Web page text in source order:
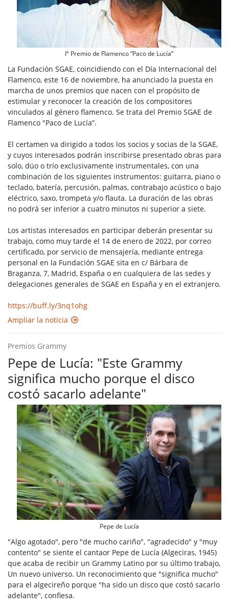
Iº Premio de Flamenco “Paco de Lucía”
La Fundación SGAE, coincidiendo con el Día Internacional del
Flamenco, este 16 de noviembre, ha anunciado la puesta en
marcha de unos premios que nacen con el propósito de
estimular y reconocer la creación de los compositores
vinculados al género flamenco. Se trata del Premio SGAE de
Flamenco "Paco de Lucía”.
El certamen va dirigido a todos los socios y socias de la SGAE,
y cuyos interesados podrán inscribirse presentado obras para
solo, dúo o trío exclusivamente instrumentales, con una
combinación de los siguientes instrumentos: guitarra, piano o
teclado, batería, percusión, palmas, contrabajo acústico o bajo
eléctrico, saxo, trompeta y/o flauta. La duración de las obras
no podrá ser inferior a cuatro minutos ni superior a siete.
Los artistas interesados en participar deberán presentar su
trabajo, como muy tarde el 14 de enero de 2022, por correo
certificado, por servicio de mensajería, mediante entrega
personal en la Fundación SGAE sita en c/ Bárbara de
Braganza, 7, Madrid, España o en cualquiera de las sedes y
delegaciones generales de SGAE en España y en el extranjero.
https://buff.ly/3nq1ohg
Ampliar la noticia
Premios Grammy
Pepe de Lucía: "Este Grammy
significa mucho porque el disco
costó sacarlo adelante"
Pepe de Lucía
"Algo agotado", pero "de mucho cariño", "agradecido" y "muy
contento" se siente el cantaor Pepe de Lucía (Algeciras, 1945)
que acaba de recibir un Grammy Latino por su último trabajo,
Un nuevo universo. Un reconocimiento que "significa mucho"
para el algecireño porque "ha sido un disco que costó sacarlo
adelante", confiesa.